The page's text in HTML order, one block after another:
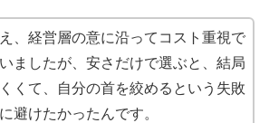
、経営層の意に沿ってコスト重視で
ましたが、安さだけで選ぶと、結局
くて、自分の首を絞めるという失敗
避けたかったんです。